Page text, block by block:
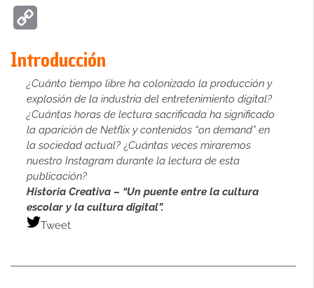
Introducción
¿Cuánto tiempo libre ha colonizado la producción y
explosión de la industria del entretenimiento digital?
¿Cuántas horas de lectura sacrificada ha significado
la aparición de Netflix y contenidos “on demand” en
la sociedad actual?¿Cuántas veces miraremos
nuestro Instagram durante la lectura de esta
publicación?
Historia Creativa – “Un puente entre la cultura
escolar y la cultura digital”.
Tweet